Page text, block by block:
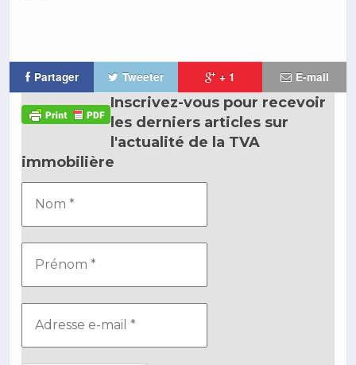
Partager Tweeter + 1 E-mail
Inscrivez-vous pour recevoir
les derniers articles sur
l'actualité de la TVA
immobilière